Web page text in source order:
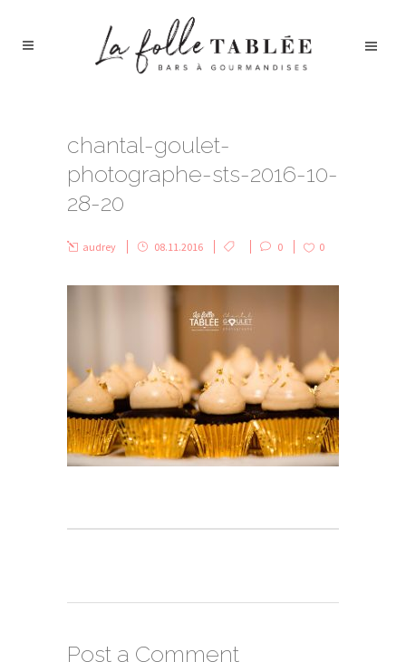
chantal-goulet-
photographe-sts-2016-10-
28-20
audrey 08.11.2016 0 0
Post a Comment